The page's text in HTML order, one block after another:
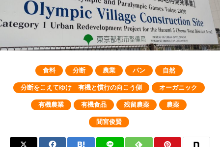
食料 分断 農業 パン 自然
分断をこえてゆけ 有機と慣行の向こう側 オーガニック
有機農業 有機食品 残留農薬 農薬
間宮俊賢